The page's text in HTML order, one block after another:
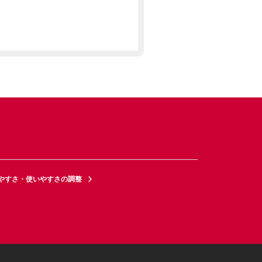
すさ・使いやすさの調整